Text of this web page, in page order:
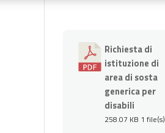
Richiesta di
istituzione di
area di sosta
generica per
disabili
258.07 KB 1 file(s)